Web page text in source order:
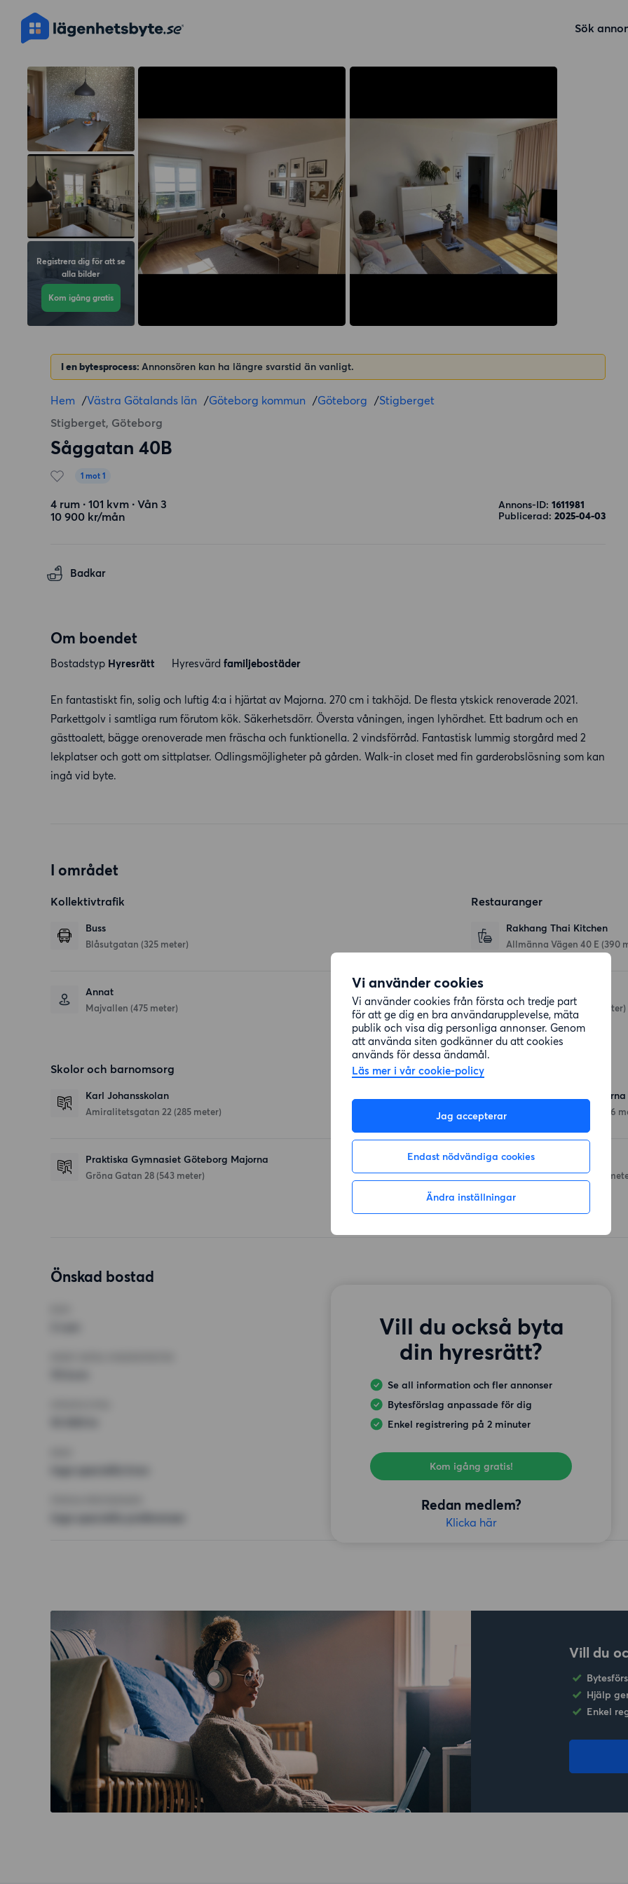
Vi använder cookies
Vi använder cookies från första och tredje part
för att ge dig en bra användarupplevelse, mäta
publik och visa dig personliga annonser. Genom
att använda siten godkänner du att cookies
används för dessa ändamål.
Läs mer i vår cookie-policy
Jag accepterar
Endast nödvändiga cookies
Ändra inställningar
Sök
Registrera dig för att se
alla bilder
Kom igång gratis
I en bytesprocess: Annonsören kan ha längre svarstid än vanligt.
Hem /Västra Götalands län /Göteborg kommun /Göteborg /Stigberget
Stigberget, Göteborg
Såggatan 40B
1 mot 1
4 rum ∙ 101 kvm ∙ Vån 3
10 900 kr/mån
Annons-ID: 1611981
Publicerad: 2025-04-03
Badkar
Om boendet
Bostadstyp Hyresrätt Hyresvärd familjebostäder
En fantastiskt fin, solig och luftig 4:a i hjärtat av Majorna. 270 cm i takhöjd. De flesta ytskick renoverade 2021.
Parkettgolv i samtliga rum förutom kök. Säkerhetsdörr. Översta våningen, ingen lyhördhet. Ett badrum och en
gästtoalett, bägge orenoverade men fräscha och funktionella. 2 vindsförråd. Fantastisk lummig storgård med 2
lekplatser och gott om sittplatser. Odlingsmöjligheter på gården. Walk-in closet med fin garderobslösning som kan
ingå vid byte.
I området
Kollektivtrafik
Buss
Blåsutgatan (325 meter)
Annat
Majvallen (475 meter)
Restauranger
Rakhang Thai Kitchen
Allmänna Vägen 40 E (390
Stortoppsgatan (405 meter)
Skolor och barnomsorg
Karl Johansskolan
Amiralitetsgatan 22 (285 meter)
Praktiska Gymnasiet Göteborg Majorna
Gröna Gatan 28 (543 meter)
Affärer
ICA Supermarket Majorna
(546
Willys hemma
Amiralitetsgatan 8(561
Önskad bostad
Vill du också byta
din hyresrätt?
Se all information och fler annonser
Bytesförslag anpassade för dig
Enkel registrering på 2 minuter
Kom igång gratis!
Redan medlem?
Klicka här
Vill du
Hjälp
Enkel